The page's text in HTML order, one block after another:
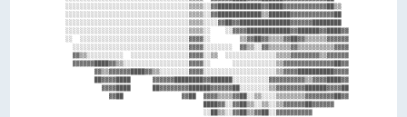
  ░░░░░░░░░░░░░░░░░░░░░░░░░░░░░░░░░░▒▒▒▒░░▓▓████████████▓▓████▓▓▓▓▓▓▓▓▓▓▓▓██▒▒
  ░░░░░░░░░░░░░░░░░░░░░░░░░░░░░░░░░░▒▒▒▒░░▓▓████████████▒▒██████▓▓▓▓▓▓▓▓▓▓▓▓██
  ░░░░░░░░░░░░░░░░░░░░░░░░░░░░░░░░░░▒▒▒▒░░░░▓▓██▓▓██████████████▓▓▓▓▓▓████████
  ░░░░░░░░░░░░░░░░░░░░░░░░░░░░░░░░░░▒▒▒▒░░    ░░▓▓▓▓████████████▓▓██████▓▓████▓▓
  ░░  ░░░░░░░░░░░░░░░░░░░░░░░░░░░░░░▓▓▓▓░░        ▒▒▓▓██▓▓▒▒▒▒▓▓██▓▓▒▒▒▒▒▒▓▓▓▓▓▓
    ░░░░░░░░░░░░░░░░░░░░░░░░░░░░░░░░▓▓▓▓░░░░░░░░  ▓▓▒▒░░▓▓▒▒▒▒▒▒▓▓▒▒▒▒▒▒▒▒▒▒▓▓▓▓
    ▓▓▒▒░░░░░░░░░░  ░░░░░░░░░░░░░░░░▓▓▓▓░░▒▒  ░░░░░░░░░░░░░░▒▒▒▒▓▓▓▓▓▓▓▓▒▒▓▓▓▓▓▓
    ▓▓▓▓▓▓████▓▓▒▒░░░░░░░░░░░░░░░░░░▓▓▓▓░░      ░░░░░░░░░░░░▒▒▓▓▓▓▓▓▓▓▓▓▓▓▓▓██▓▓
          ▓▓▒▒▓▓▓▓▓▓████▓▓▒▒░░░░░░░░▓▓▓▓░░░░░░░░░░░░░░░░░░░░▒▒▓▓▓▓██████████▓▓▓▓
          ██▓▓▓▓████      ▓▓▓▓▓▓████████▓▓██████░░░░░░░░░░▓▓▓▓▓▓▓▓▓▓▒▒▓▓▓▓████▓▓
            ▓▓▓▓████      ██▓▓▓▓▓▓▓▓██████▓▓▓▓▓▓██░░░░░░░░▒▒▓▓▓▓▓▓▓▓██████▓▓▓▓██
              ▓▓██                ▓▓██  ▓▓▓▓▒▒▒▒▓▓██░░▒▒░░░░▒▒▒▒▒▒▒▒▓▓▓▓▓▓▓▓██▓▓
                                        ████▓▓░░▓▓██▒▒░░▒▒░░▒▒▓▓▓▓▓▓██▓▓▓▓▓▓
                                        ░░██▒▒░░▓▓██▒▒▓▓██░░▓▓▓▓▓▓▓▓▓▓